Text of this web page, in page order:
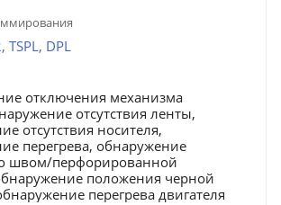
TSPL, DPL
отключения механизма
отсутствия ленты,
отсутствия носителя,
перегрева, обнаружение
швом/перфорированной
положения черной
перегрева двигателя